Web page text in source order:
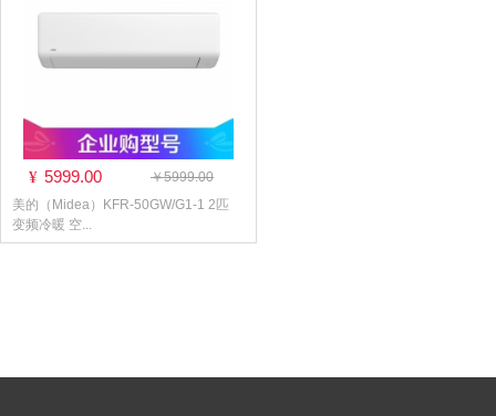
¥ 5999.00
￥5999.00
美的（Midea）KFR-50GW/G1-1 2匹
变频冷暖 空...